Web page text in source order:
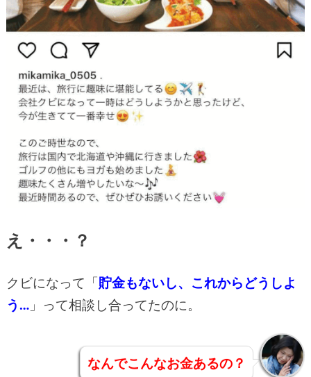
え・・・？
クビになって「貯金もないし、これからどうしよ
う…」って相談し合ってたのに。
なんでこんなお金あるの？